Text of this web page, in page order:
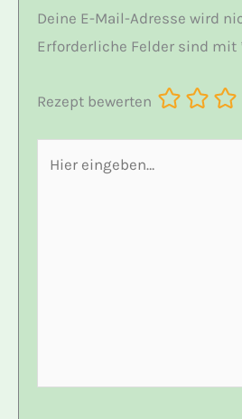
Deine E-Mail-Adresse wird
Erforderliche Felder sind mit
Rezept bewerten
eingeben…